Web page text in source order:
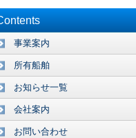
事業案内
所有船舶
お知らせ一覧
会社案内
お問い合わせ